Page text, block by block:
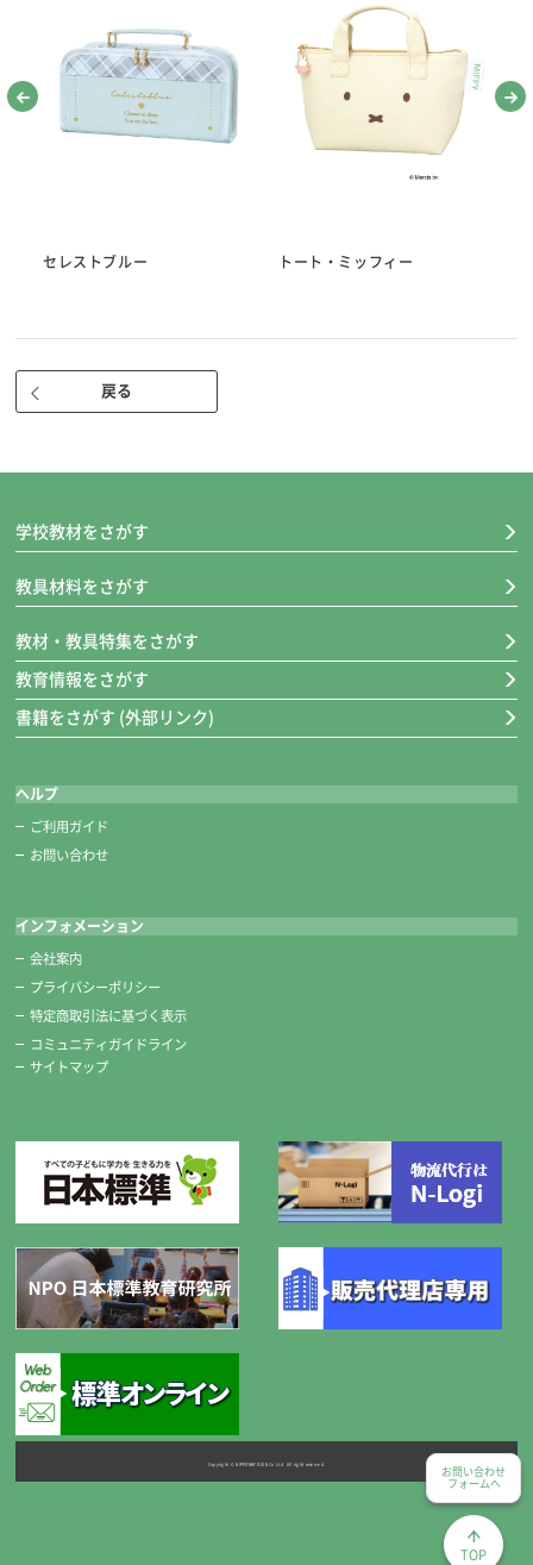
こしてください。
（まち針10本/マジック針1本/長針2本/中針1本/短針2本/ししゅう針1
本）
・糸通しかんたん、マジック針入り。
・糸が通しやすい、針あなの大きいぬい針。（当社従来比）
●指ぬき 短・長
●糸通し（スレダー）
●ひも通し
●リッパー（安心安全のキャップ付き。使いやすいサイズ）
■キャップ装着時の長さ 約118㎜
クリアキャップ付き。
刃が見えるからキャップのつけはずしも安心です。
切れ味バツグン！高級ステンレス製です。
※標準セットの糸切りばさみは、希望により右用・左用のどちかがセッ
トになります。
セレストブルー トート・ミッフィー
戻る
学校教材をさがす
教具材料をさがす
教材・教具特集をさがす
教育情報をさがす
書籍をさがす (外部リンク)
ヘルプ
ご利用ガイド
お問い合わせ
インフォメーション
会社案内
プライバシーポリシー
特定商取引法に基づく表示
コミュニティガイドライン
サイトマップ
Copyright © NIPPONHYOJUN Co.Ltd. All right reserved.
お問い合わせ
フォームへ
TOP